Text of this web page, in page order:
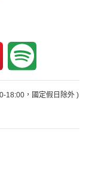
18:00，國定假日除外 )